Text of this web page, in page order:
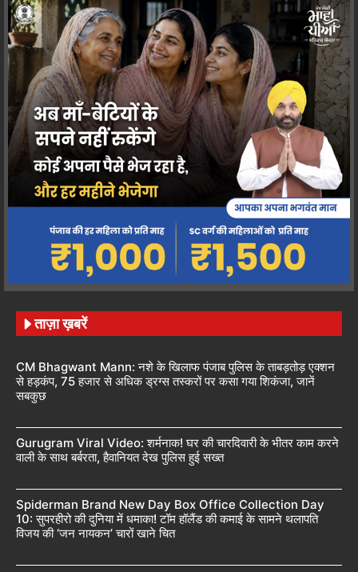
ताज़ा ख़बरें
CM Bhagwant Mann: नशे के खिलाफ पंजाब पुलिस के ताबड़तोड़ एक्शन
से हड़कंप, 75 हजार से अधिक ड्रग्स तस्करों पर कसा गया शिकंजा, जानें
सबकुछ
Gurugram Viral Video: शर्मनाक! घर की चारदिवारी के भीतर काम करने
वाली के साथ बर्बरता, हैवानियत देख पुलिस हुई सख्त
Spiderman Brand New Day Box Office Collection Day
10: सुपरहीरो की दुनिया में धमाका! टॉम हॉलैंड की कमाई के सामने थलापति
विजय की ‘जन नायकन’ चारों खाने चित